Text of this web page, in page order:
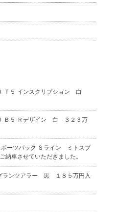
Ｔ５ インスクリプション 白
Ｂ５ Ｒデザイン 白 ３２３万
ーツバック Ｓライン ミトスブ
車させていただきました。
ランツアラー 黒 １８５万円入